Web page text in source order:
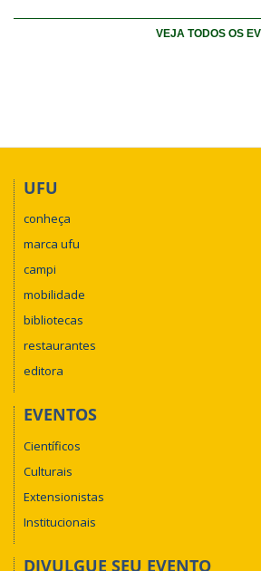
VEJA TODOS OS
UFU
conheça
marca ufu
campi
mobilidade
bibliotecas
restaurantes
editora
EVENTOS
Científicos
Culturais
Extensionistas
Institucionais
DIVULGUE SEU EVENTO